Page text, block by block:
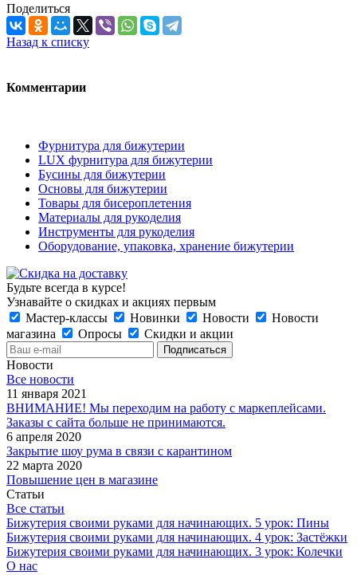
Поделиться
Назад к списку
Комментарии
Фурнитура для бижутерии
LUX фурнитура для бижутерии
Бусины для бижутерии
Основы для бижутерии
Товары для бисероплетения
Материалы для рукоделия
Инструменты для рукоделия
Оборудование, упаковка, хранение бижутерии
Будьте всегда в курсе!
Узнавайте о скидках и акциях первым
Мастер-классы
Новинки Новости
Новости
магазина
Опросы Скидки и акции
Новости
Все новости
11 января 2021
ВНИМАНИЕ! Мы переходим на работу с маркеплейсами.
Заказы с сайта больше не принимаются.
6 апреля 2020
Закрытие шоу рума в связи с карантином
22 марта 2020
Повышение цен в магазине
Статьи
Все статьи
Бижутерия своими руками для начинающих. 5 урок: Пины
Бижутерия своими руками для начинающих. 4 урок: Застёжки
Бижутерия своими руками для начинающих. 3 урок: Колечки
О нас